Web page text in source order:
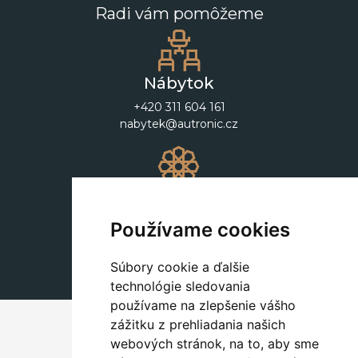
Používame cookies
Súbory cookie a ďalšie
technológie sledovania
používame na zlepšenie vášho
zážitku z prehliadania našich
webových stránok, na to, aby sme
Radi vám pomôžeme
Nábytok
+420 311 604 161
nabytek@autronic.cz
+420 311 604 182
dekorace@autronic.cz